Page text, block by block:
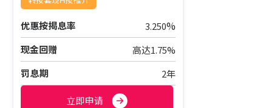
优惠按揭息率 3.250%
现金回赠
高达1.75%
罚息期
2年
立即申请